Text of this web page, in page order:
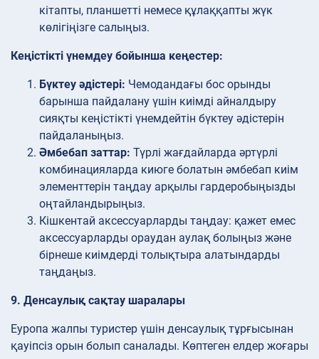
кітапты, планшетті немесе құлаққапты жүк
көлігіңізге салыңыз.
Кеңістікті үнемдеу бойынша кеңестер:
Бүктеу әдістері: Чемодандағы бос орынды
барынша пайдалану үшін киімді айналдыру
сияқты кеңістікті үнемдейтін бүктеу әдістерін
пайдаланыңыз.
Әмбебап заттар: Түрлі жағдайларда әртүрлі
комбинацияларда киюге болатын әмбебап киім
элементтерін таңдау арқылы гардеробыңызды
оңтайландырыңыз.
Кішкентай аксессуарларды таңдау: қажет емес
аксессуарларды ораудан аулақ болыңыз және
бірнеше киімдерді толықтыра алатындарды
таңдаңыз.
9. Денсаулық сақтау шаралары
Еуропа жалпы туристер үшін денсаулық тұрғысынан
қауіпсіз орын болып саналады. Көптеген елдер жоғары